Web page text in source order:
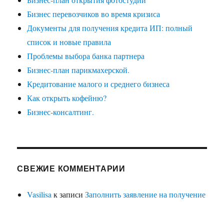
Бизнес перевозчиков во время кризиса
Документы для получения кредита ИП: полный
список и новые правила
Проблемы выбора банка партнера
Бизнес-план парикмахерской.
Кредитование малого и среднего бизнеса
Как открыть кофейню?
Бизнес-консалтинг.
СВЕЖИЕ КОММЕНТАРИИ
Vasilisa к записиЗаполнить заявление на получение